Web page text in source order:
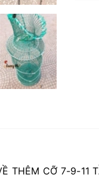
THÊM CỠ 7-9-